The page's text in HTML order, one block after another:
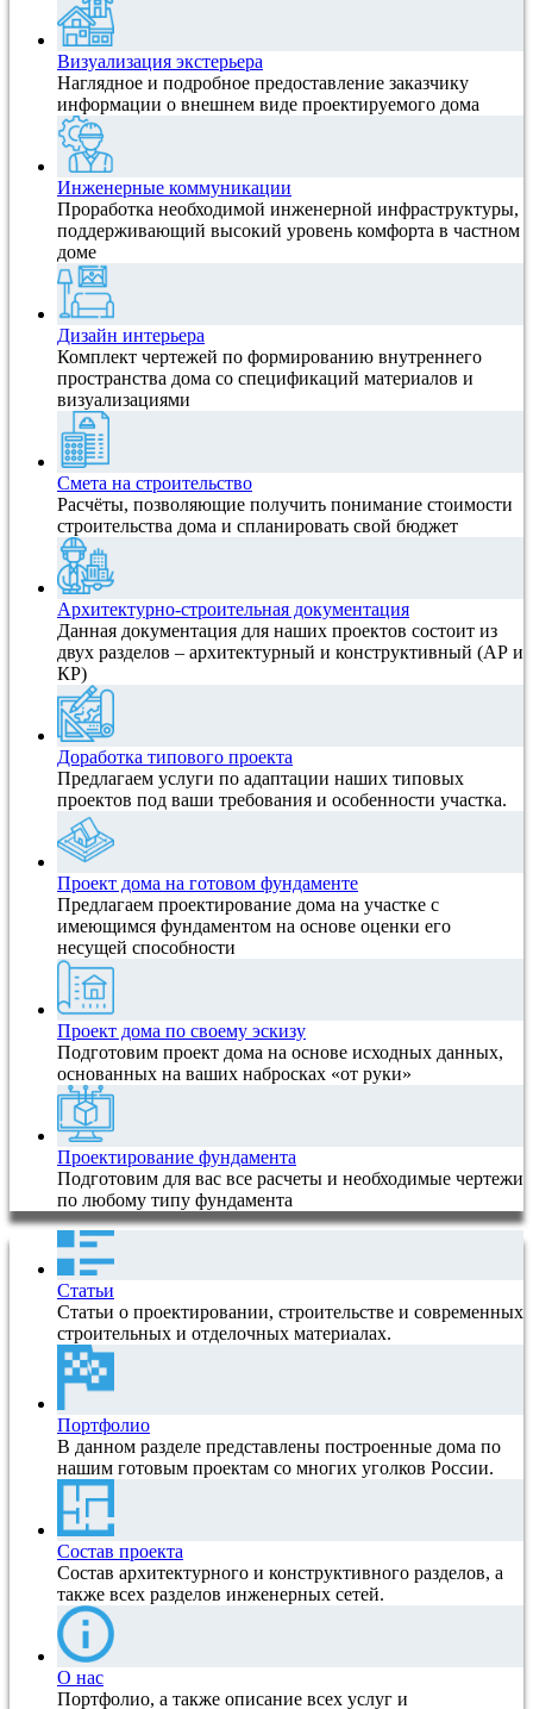
Визуализация экстерьера
Наглядное и подробное предоставление заказчику
информации о внешнем виде проектируемого дома
Инженерные коммуникации
Проработка необходимой инженерной инфраструктуры,
поддерживающий высокий уровень комфорта в частном
доме
Дизайн интерьера
Комплект чертежей по формированию внутреннего
пространства дома со спецификаций материалов и
визуализациями
Смета на строительство
Расчёты, позволяющие получить понимание стоимости
строительства дома и спланировать свой бюджет
Архитектурно-строительная документация
Данная документация для наших проектов состоит из
двух разделов – архитектурный и конструктивный (АР и
КР)
Доработка типового проекта
Предлагаем услуги по адаптации наших типовых
проектов под ваши требования и особенности участка.
Проект дома на готовом фундаменте
Предлагаем проектирование дома на участке с
имеющимся фундаментом на основе оценки его
несущей способности
Проект дома по своему эскизу
Подготовим проект дома на основе исходных данных,
основанных на ваших набросках «от руки»
Проектирование фундамента
Подготовим для вас все расчеты и необходимые чертежи
по любому типу фундамента
Статьи
Статьи о проектировании, строительстве и современных
строительных и отделочных материалах.
Портфолио
В данном разделе представлены построенные дома по
нашим готовым проектам со многих уголков России.
Состав проекта
Состав архитектурного и конструктивного разделов, а
также всех разделов инженерных сетей.
О нас
Портфолио, а также описание всех услуг и